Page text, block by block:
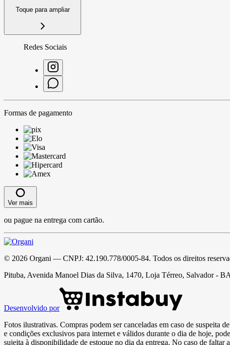
Toque para ampliar
Redes Sociais
Formas de pagamento
Ver mais
ou pague na entrega com cartão.
© 2026 Organi — CNPJ: 42.190.778/0005-84. Todos os direitos
Pituba, Avenida Manoel Dias da Silva, 1470, Loja Térreo, Salvador - BA
Desenvolvido por
Fotos ilustrativas. Compras podem ser canceladas em caso de suspeita
e condições exclusivos para internet e válidos durante o dia de hoje,
sujeita à disponibilidade de estoque no dia da entrega. No caso de faltar